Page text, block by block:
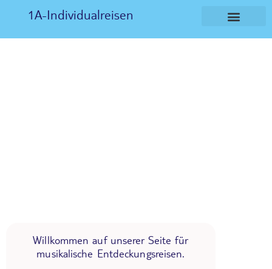
1A-Individualreisen
Willkommen auf unserer Seite für
musikalische Entdeckungsreisen.